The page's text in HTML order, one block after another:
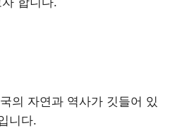
의 자연과 역사가 깃들어 있
니다.